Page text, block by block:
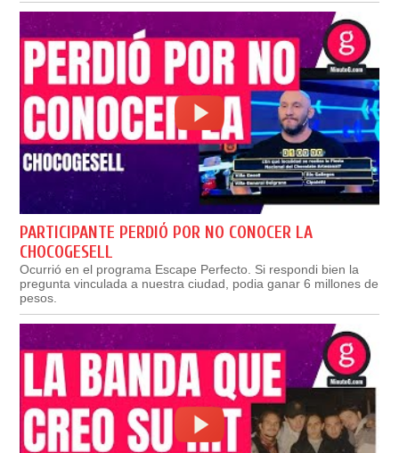
PARTICIPANTE PERDIÓ POR NO CONOCER LA
CHOCOGESELL
Ocurrió en el programa Escape Perfecto. Si respondi bien la
pregunta vinculada a nuestra ciudad, podia ganar 6 millones de
pesos.